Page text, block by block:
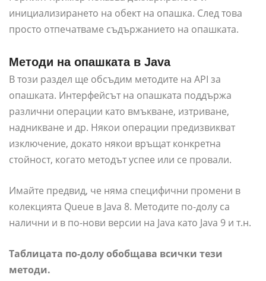
инициализирането на обект на опашка. След това
просто отпечатваме съдържанието на опашката.
Методи на опашката в Java
В този раздел ще обсъдим методите на API за
опашката. Интерфейсът на опашката поддържа
различни операции като вмъкване, изтриване,
надникване и др. Някои операции предизвикват
изключение, докато някои връщат конкретна
стойност, когато методът успее или се провали.
Имайте предвид, че няма специфични промени в
колекцията Queue в Java 8. Методите по-долу са
налични и в по-нови версии на Java като Java 9 и т.н.
Таблицата по-долу обобщава всички тези
методи.